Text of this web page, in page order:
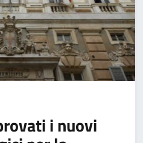
i nuovi